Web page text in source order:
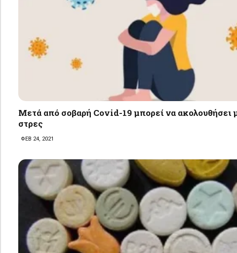
Μετά από σοβαρή Covid-19 μπορεί να ακολουθήσει
στρες
ΦΕΒ 24, 2021